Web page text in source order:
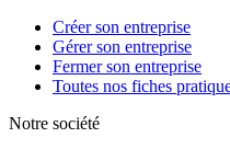
Créer son entreprise
Gérer son entreprise
Fermer son entreprise
Toutes nos fiches
Notre société